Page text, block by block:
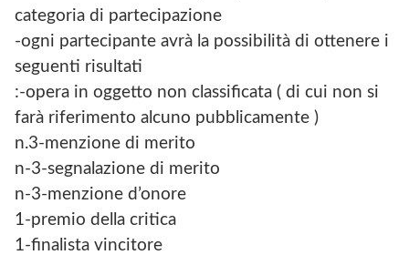
categoria di partecipazione
-ogni partecipante avrà la possibilità di ottenere i
seguenti risultati
:-opera in oggetto non classificata ( di cui non si
farà riferimento alcuno pubblicamente )
n.3-menzione di merito
n-3-segnalazione di merito
n-3-menzione d’onore
1-premio della critica
1-finalista vincitore